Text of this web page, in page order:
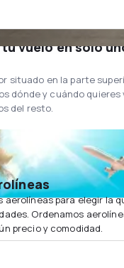
tu vuelo en solo
situado en la parte
dónde y cuándo quieres
del resto.
aerolíneas para elegir la
Ordenamos
precio y comodidad.